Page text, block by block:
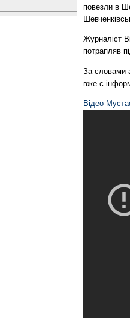
повезли в
Журналіст
потрапляв
За словами
вже є
Відео